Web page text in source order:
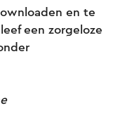
en te
een zorgeloze